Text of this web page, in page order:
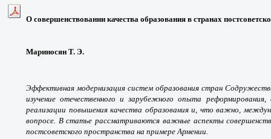
О совершенствовании качества образования в странах
Мариносян Т. Э.
Эффективная модернизация систем образования стран
изучение отечественного и зарубежного опыта
реализации повышения качества образования и, что важно,
вопросе. В статье рассматриваются важные аспекты
постсоветского пространства на примере Армении.